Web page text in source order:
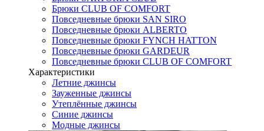
Брюки CLUB OF COMFORT
Повседневные брюки SAN SIRO
Повседневные брюки ALBERTO
Повседневные брюки FYNCH HATTON
Повседневные брюки GARDEUR
Повседневные брюки CLUB OF COMFORT
Характеристики
Летние джинсы
Зауженные джинсы
Утеплённые джинсы
Синие джинсы
Модные джинсы